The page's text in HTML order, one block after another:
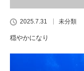
2025.7.31 未分類
穏やかになり